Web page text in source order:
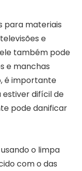
para materiais
e
também pode
e manchas
é importante
estiver difícil de
pode danificar
o limpa
com o das